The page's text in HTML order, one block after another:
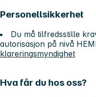
Personellsikkerhet
Du må tilfredsstille
autorisasjon på nivå
klareringsmyndighet
Hva får du hos oss?